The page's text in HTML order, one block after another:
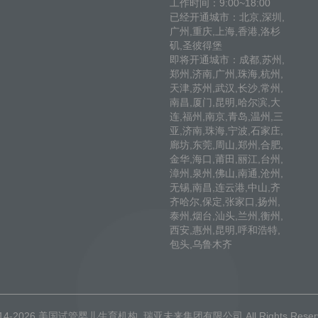
工作时间：9:00~18:00
已经开通城市：北京,深圳,
广州,重庆,上海,香港,洛杉
矶,圣彼得堡
即将开通城市：成都,苏州,
郑州,济南,广州,珠海,杭州,
天津,苏州,武汉,长沙,常州,
南昌,厦门,昆明,哈尔滨,大
连,福州,南京,青岛,温州,三
亚,济南,珠海,宁波,石家庄,
廊坊,东莞,周山,郑州,合肥,
金华,海口,莆田,丽江,台州,
漳州,泉州,佛山,南通,沧州,
无锡,南昌,连云港,中山,齐
齐哈尔,保定,张家口,扬州,
泰州,烟台,汕头,兰州,衡州,
西安,惠州,昆明,呼和浩特,
包头,乌鲁木齐